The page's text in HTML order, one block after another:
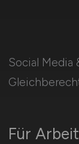
Social Media
Für